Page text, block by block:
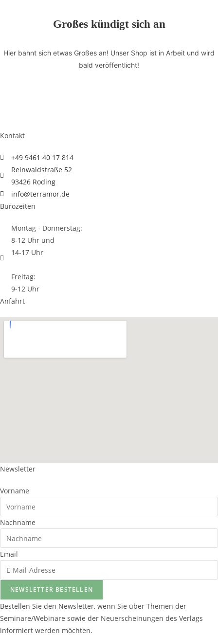
Großes kündigt sich an
Hier bahnt sich etwas Großes an! Unser Shop ist in Arbeit und wird
bald veröffentlicht!
Kontakt
+49 9461 40 17 814
Reinwaldstraße 52
93426 Roding
info@terramor.de
Bürozeiten
Montag - Donnerstag:
8-12 Uhr und
14-17 Uhr
Freitag:
9-12 Uhr
Anfahrt
Newsletter
Vorname
Nachname
Email
NEWSLETTER BESTELLEN
Bestellen Sie den Newsletter, wenn Sie über Themen der
Seminare/Webinare sowie der Neuerscheinungen des Verlags
informiert werden möchten.